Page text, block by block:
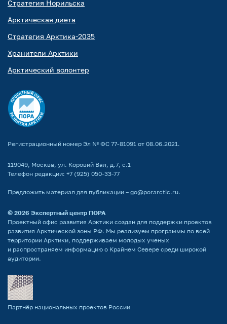
Стратегия Норильска
Арктическая диета
Стратегия Арктика-2035
Хранители Арктики
Арктический волонтер
Регистрационный номер Эл № ФС 77-81091 от 08.06.2021.
119049, Москва, ул. Коровий Вал, д.7, с.1
Телефон редакции: +7 (925) 050-33-77
Предложить материал для публикации – go@porarctic.ru.
© 2026 Экспертный центр ПОРА
Проектный офис развития Арктики создан для поддержки проектов
развития Арктической зоны РФ. Мы реализуем программы по всей
территории Арктики, поддерживаем молодых ученых
и распространяем информацию о Крайнем Севере среди широкой
аудитории.
Партнёр национальных проектов России